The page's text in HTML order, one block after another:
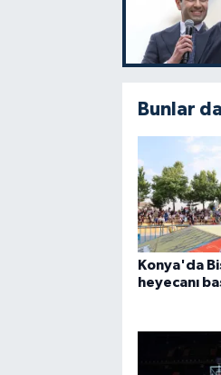
Bunlar
Konya'da
heyecanı